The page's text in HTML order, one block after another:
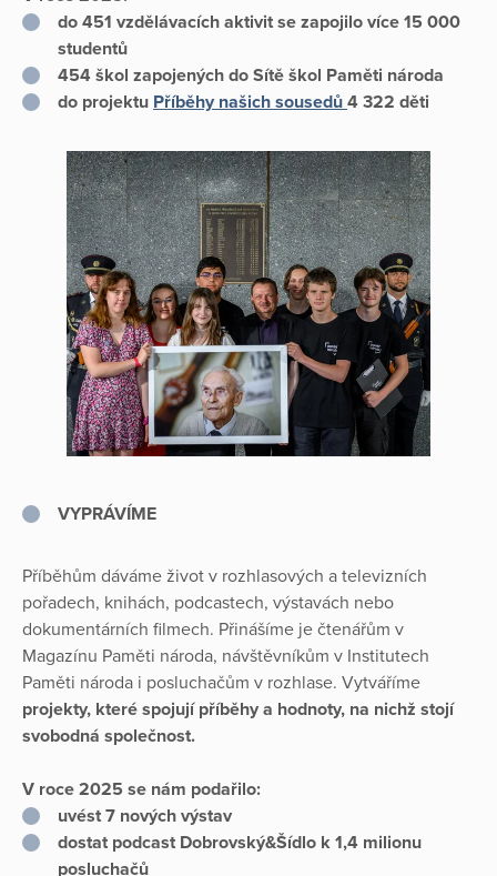
do 451 vzdělávacích aktivit se zapojilo více 15 000
studentů
454 škol zapojených do Sítě škol Paměti národa
do projektu Příběhy našich sousedů 4 322 děti
VYPRÁVÍME
Příběhům dáváme život v rozhlasových a televizních
pořadech, knihách, podcastech, výstavách nebo
dokumentárních filmech. Přinášíme je čtenářům v
Magazínu Paměti národa, návštěvníkům v Institutech
Paměti národa i posluchačům v rozhlase. Vytváříme
projekty, které spojují příběhy a hodnoty, na nichž stojí
svobodná společnost.
V roce 2025 se nám podařilo:
uvést 7 nových výstav
dostat podcast Dobrovský&Šídlo k 1,4 milionu
posluchačů